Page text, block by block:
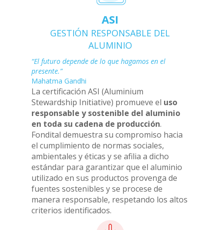
ASI
GESTIÓN RESPONSABLE DEL
ALUMINIO
“El futuro depende de lo que hagamos en el
presente.”
Mahatma Gandhi
La certificación ASI (Aluminium
Stewardship Initiative) promueve el uso
responsable y sostenible del aluminio
en toda su cadena de producción.
Fondital demuestra su compromiso hacia
el cumplimiento de normas sociales,
ambientales y éticas y se afilia a dicho
estándar para garantizar que el aluminio
utilizado en sus productos provenga de
fuentes sostenibles y se procese de
manera responsable, respetando los altos
criterios identificados.